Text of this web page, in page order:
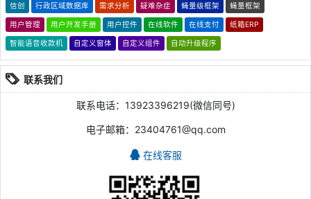
信创 行政区域数据库 需求分析 疑难杂症 蝇量级框架 蝇量框架
用户管理 用户开发手册 用户控件 在线软件 在线支付 纸箱ERP
智能语音收款机 自定义窗体 自定义组件 自动升级程序
联系我们
联系电话：13923396219(微信同号)
电子邮箱：23404761@qq.com
在线客服